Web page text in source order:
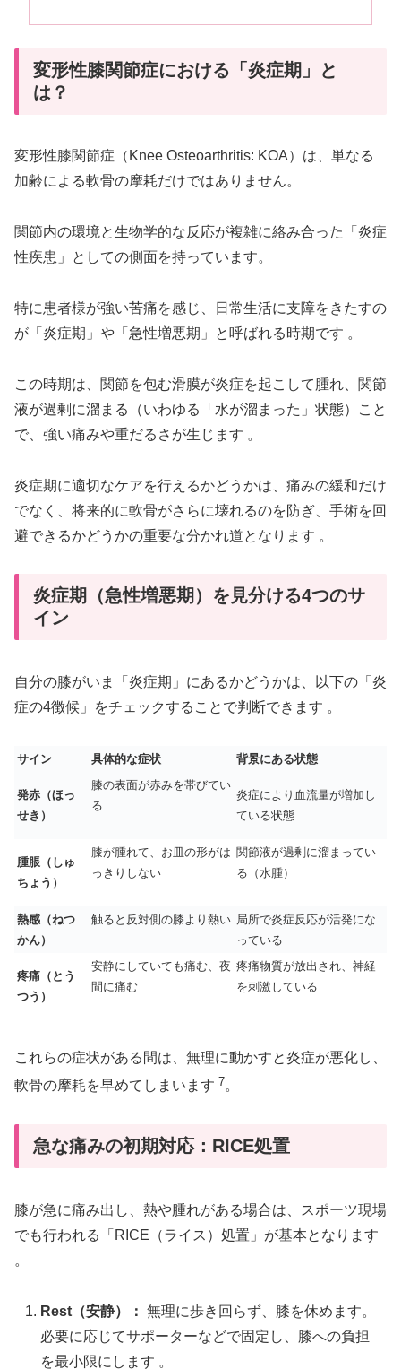
変形性膝関節症における「炎症期」と
は？
変形性膝関節症（Knee Osteoarthritis: KOA）は、単なる
加齢による軟骨の摩耗だけではありません。
関節内の環境と生物学的な反応が複雑に絡み合った「炎症
性疾患」としての側面を持っています。
特に患者様が強い苦痛を感じ、日常生活に支障をきたすの
が「炎症期」や「急性増悪期」と呼ばれる時期です 。
この時期は、関節を包む滑膜が炎症を起こして腫れ、関節
液が過剰に溜まる（いわゆる「水が溜まった」状態）こと
で、強い痛みや重だるさが生じます 。
炎症期に適切なケアを行えるかどうかは、痛みの緩和だけ
でなく、将来的に軟骨がさらに壊れるのを防ぎ、手術を回
避できるかどうかの重要な分かれ道となります 。
炎症期（急性増悪期）を見分ける4つのサ
イン
自分の膝がいま「炎症期」にあるかどうかは、以下の「炎
症の4徴候」をチェックすることで判断できます 。
サイン 具体的な症状 背景にある状態
発赤（ほっ
せき）
膝の表面が赤みを帯びてい
る
炎症により血流量が増加し
ている状態
腫脹（しゅ
ちょう）
膝が腫れて、お皿の形がは
っきりしない
関節液が過剰に溜まってい
る（水腫）
熱感（ねつ
かん）
触ると反対側の膝より熱い 局所で炎症反応が活発にな
っている
疼痛（とう
つう）
安静にしていても痛む、夜
間に痛む
疼痛物質が放出され、神経
を刺激している
これらの症状がある間は、無理に動かすと炎症が悪化し、
軟骨の摩耗を早めてしまいます 7。
急な痛みの初期対応：RICE処置
膝が急に痛み出し、熱や腫れがある場合は、スポーツ現場
でも行われる「RICE（ライス）処置」が基本となります
。
Rest（安静）： 無理に歩き回らず、膝を休めます。
必要に応じてサポーターなどで固定し、膝への負担
を最小限にします 。